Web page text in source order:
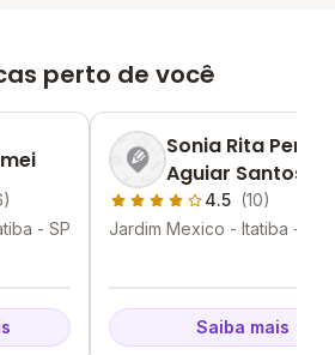
perto de você
- SP
Sonia Rita
Aguiar Santos
4.5 (10)
Jardim Mexico - Itatiba - SP
Saiba mais